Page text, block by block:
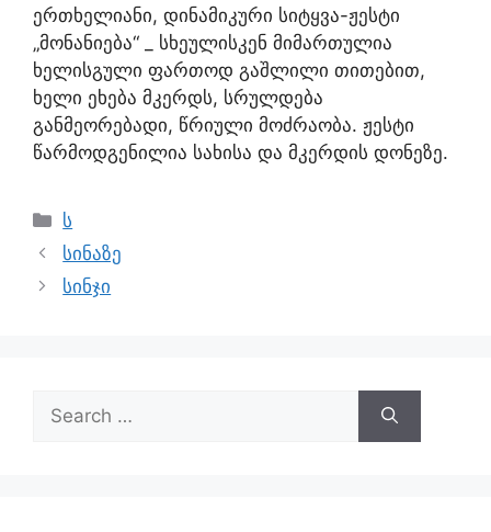
ერთხელიანი, დინამიკური სიტყვა-ჟესტი
„მონანიება“ _ სხეულისკენ მიმართულია
ხელისგული ფართოდ გაშლილი თითებით,
ხელი ეხება მკერდს, სრულდება
განმეორებადი, წრიული მოძრაობა. ჟესტი
წარმოდგენილია სახისა და მკერდის დონეზე.
ს
სინაზე
სინჯი